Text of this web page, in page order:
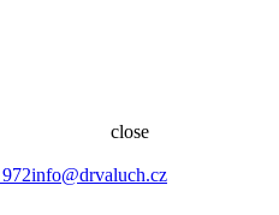
close
info@drvaluch.cz